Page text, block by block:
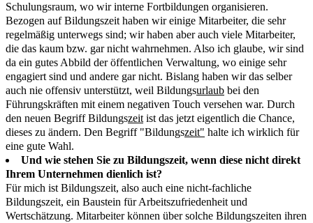
Schulungsraum, wo wir interne Fortbildungen organisieren.
Bezogen auf Bildungszeit haben wir einige Mitarbeiter, die sehr
regelmäßig unterwegs sind; wir haben aber auch viele Mitarbeiter,
die das kaum bzw. gar nicht wahrnehmen. Also ich glaube, wir sind
da ein gutes Abbild der öffentlichen Verwaltung, wo einige sehr
engagiert sind und andere gar nicht. Bislang haben wir das selber
auch nie offensiv unterstützt, weil Bildungsurlaub bei den
Führungskräften mit einem negativen Touch versehen war. Durch
den neuen Begriff Bildungszeit ist das jetzt eigentlich die Chance,
dieses zu ändern. Den Begriff "Bildungszeit" halte ich wirklich für
eine gute Wahl.
Und wie stehen Sie zu Bildungszeit, wenn diese nicht direkt
Ihrem Unternehmen dienlich ist?
Für mich ist Bildungszeit, also auch eine nicht-fachliche
Bildungszeit, ein Baustein für Arbeitszufriedenheit und
Wertschätzung. Mitarbeiter können über solche Bildungszeiten ihren